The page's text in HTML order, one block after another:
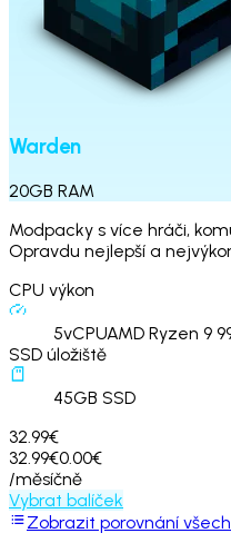
Warden
20GB RAM
Modpacky s více hráči,
Opravdu nejlepší a
CPU výkon
5vCPUAMD Ryzen 9
SSD úložiště
45GB SSD
32.99€
32.99€0.00€
/měsíčně
Vybrat balíček
Zobrazit porovnání